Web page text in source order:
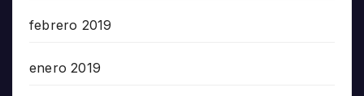
febrero 2019
enero 2019